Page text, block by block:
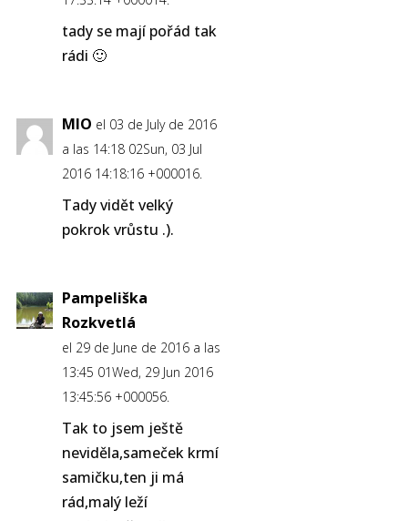
tady se mají pořád tak
rádi 🙂
MIO el 03 de July de 2016
a las 14:18 02Sun, 03 Jul
2016 14:18:16 +000016.
Tady vidět velký
pokrok vrůstu .).
Pampeliška
Rozkvetlá
el 29 de June de 2016 a las
13:45 01Wed, 29 Jun 2016
13:45:56 +000056.
Tak to jsem ještě
neviděla,sameček krmí
samičku,ten ji má
rád,malý leží